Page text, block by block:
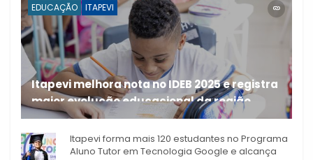
EDUCAÇÃO ITAPEVI
Itapevi melhora nota no IDEB 2025 e registra
maior evolução educacional da região
A rede municipal de ensino
Itapevi forma mais 120 estudantes no Programa
Aluno Tutor em Tecnologia Google e alcança